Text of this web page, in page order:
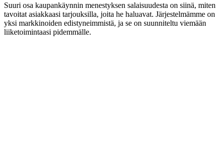
Suuri osa kaupankäynnin menestyksen salaisuudesta on siinä, miten
tavoitat asiakkaasi tarjouksilla, joita he haluavat. Järjestelmämme on
yksi markkinoiden edistyneimmistä, ja se on suunniteltu viemään
liiketoimintaasi pidemmälle.